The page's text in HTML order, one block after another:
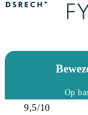
Op
9,5/10